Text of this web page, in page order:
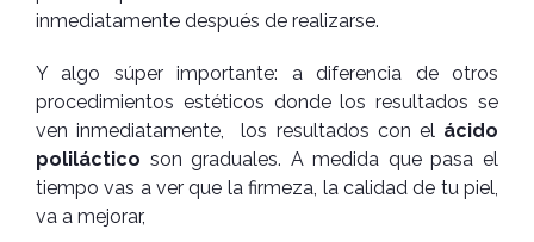
inmediatamente después de realizarse.
Y algo súper importante: a diferencia de otros
procedimientos estéticos donde los resultados se
ven inmediatamente, los resultados con el ácido
poliláctico son graduales. A medida que pasa el
tiempo vas a ver que la firmeza, la calidad de tu piel,
va a mejorar,